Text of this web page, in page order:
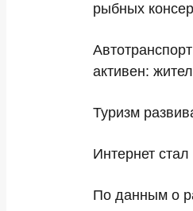
рыбных
активен:
Туризм
Интернет
По данным о